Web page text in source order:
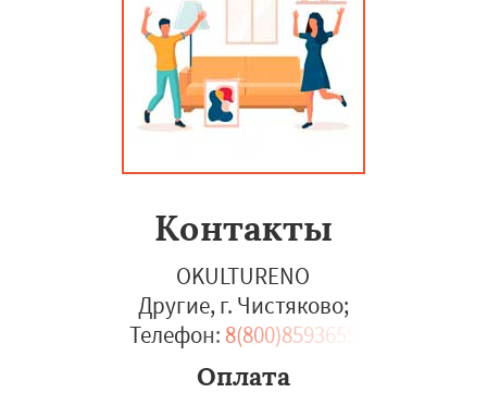
Контакты
OKULTURENO
Другие, г. Чистяково;
Телефон: 8(800)8593655
Оплата